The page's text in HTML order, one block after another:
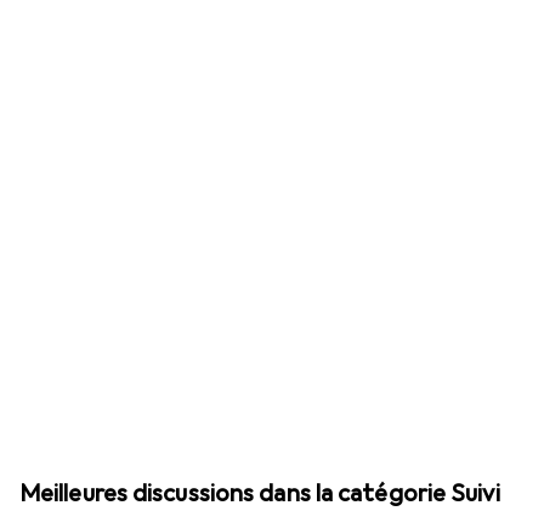
Meilleures discussions dans la catégorie Suivi